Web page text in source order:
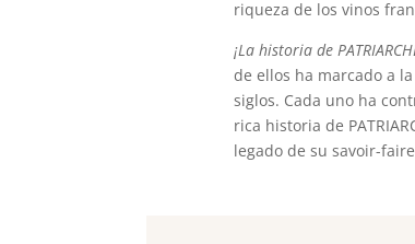
riqueza de los vinos
¡La historia de
de ellos ha marcado a
siglos. Cada uno ha
rica historia de
legado de su savoir-